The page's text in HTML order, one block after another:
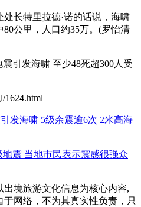
长特里拉德·诺的话说，海啸
公里，人口约35万。(罗怡清
引发海啸 至少48死超300人受
1624.html
发海啸 5级余震逾6次 2米高海
震 当地市民表示震感很强众
境旅游文化信息为核心内容,
网络，不为其真实性负责，只